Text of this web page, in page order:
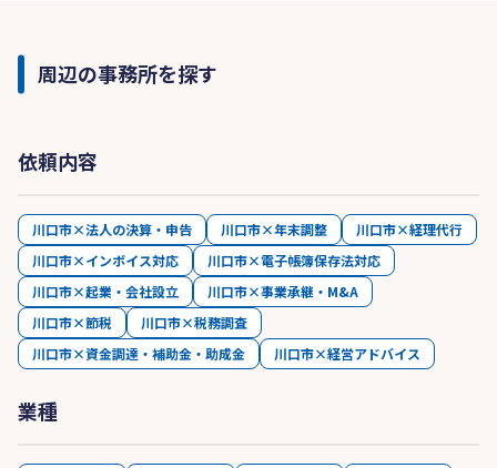
周辺の事務所を探す
依頼内容
川口市×法人の決算・申告 川口市×年末調整
川口市×経理代行
川口市×インボイス対応
川口市×電子帳簿保存法対応
川口市×起業・会社設立
川口市×事業承継・M&A
川口市×節税
川口市×税務調査
川口市×資金調達・補助金・助成金
川口市×経営アドバイス
業種